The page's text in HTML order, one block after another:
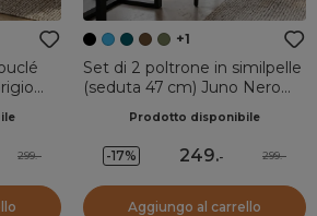
299.-
+1
Set di 2 poltrone in similpelle
(seduta 47 cm) Juno Nero
Prodotto disponibile
-17% 249.- 299.-
Aggiungo al carrello